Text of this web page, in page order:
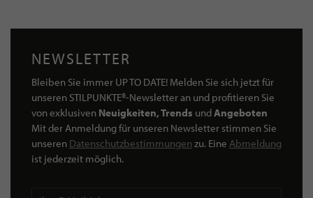
NEWSLETTER
Bleiben Sie immer UP TO DATE! Melden Sie sich jetzt für
unseren STILPUNKTE®-Newsletter an und profitieren Sie
von exklusiven Neuigkeiten, Trends undAngeboten
Mit der Anmeldung für unseren Newsletter stimmen Sie
unseren Datenschutzbestimmungen zu. Eine Abmeldung
ist jederzeit möglich.